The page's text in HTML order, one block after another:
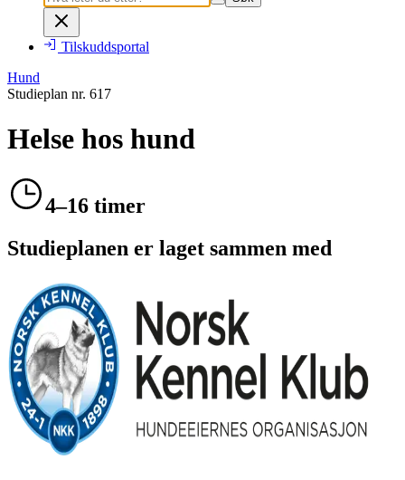
Tilskuddsportal
Hund
Studieplan nr. 617
Helse hos hund
4–16 timer
Studieplanen er laget sammen med